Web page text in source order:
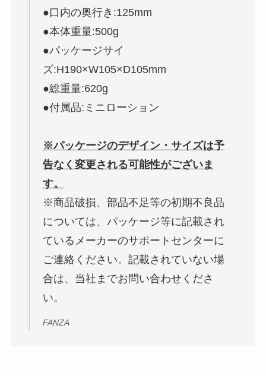
●口内の奥行き:125mm
●本体重量:500g
●パッケージサイ
ズ:H190×W105×D105mm
●総重量:620g
●付属品:ミニローション
※パッケージのデザイン・サイズは予
告なく変更される可能性がございま
す。
※商品破損、部品不足等の初期不良品
については、パッケージ等に記載され
ているメーカーのサポートセンターに
ご連絡ください。記載されていない場
合は、当社までお問い合わせくださ
い。
FANZA